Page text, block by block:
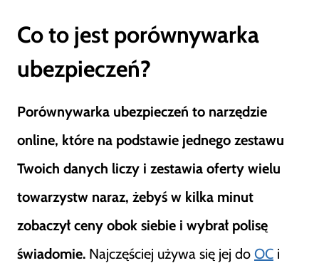
Co to jest porównywarka
ubezpieczeń?
Porównywarka ubezpieczeń to narzędzie
online, które na podstawie jednego zestawu
Twoich danych liczy i zestawia oferty wielu
towarzystw naraz, żebyś w kilka minut
zobaczył ceny obok siebie i wybrał polisę
świadomie. Najczęściej używa się jej do OC i